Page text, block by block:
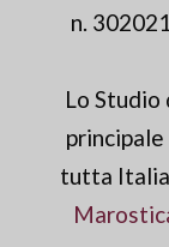
n.
Lo Studio
principale
tutta